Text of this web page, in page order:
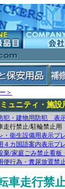
＞
ュニティ・施設
犯・建物用防犯 表
走行禁止/駐輪禁止
・衛生設備用表示プ
４カ国語案内表示プ
棄/家庭ごみ禁止看板
便行為・糞尿放置禁
車走行禁